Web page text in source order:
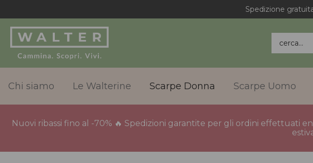
Spedizione
cerca...
Chi siamo Le Walterine Scarpe Donna Scarpe Uomo
Nuovi ribassi fino al -70% 🔥 Spedizioni garantite per gli ordini effettuati